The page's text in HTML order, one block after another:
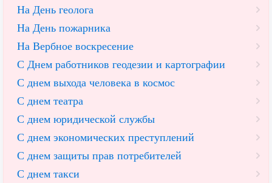
На День геолога
На День пожарника
На Вербное воскресение
С Днем работников геодезии и картографии
С днем выхода человека в космос
С днем театра
С днем юридической службы
С днем экономических преступлений
С днем защиты прав потребителей
С днем такси